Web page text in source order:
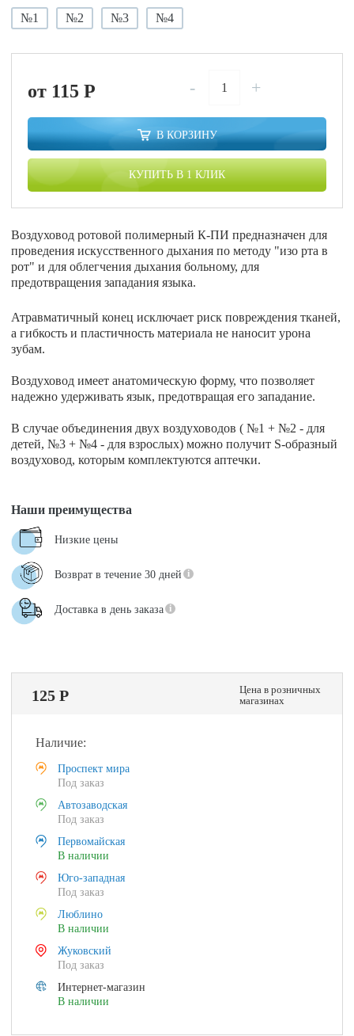
№1
№2 №3 №4
от 115P - +
В КОРЗИНУ
КУПИТЬ В 1 КЛИК
Воздуховод ротовой полимерный К-ПИ предназначен для
проведения искусственного дыхания по методу "изо рта в
рот" и для облегчения дыхания больному, для
предотвращения западания языка.
Атравматичный конец исключает риск повреждения тканей,
а гибкость и пластичность материала не наносит урона
зубам.
Воздуховод имеет анатомическую форму, что позволяет
надежно удерживать язык, предотвращая его западание.
В случае объединения двух воздуховодов ( №1 + №2 - для
детей, №3 + №4 - для взрослых) можно получит S-образный
воздуховод, которым комплектуются аптечки.
Наши преимущества
Низкие цены
Возврат в течение 30 дней
Доставка в день заказа
125 Р
Цена в розничных
магазинах
Наличие:
Проспект мира
Под заказ
Автозаводская
Под заказ
Первомайская
В наличии
Юго-западная
Под заказ
Люблино
В наличии
Жуковский
Под заказ
Интернет-магазин
В наличии